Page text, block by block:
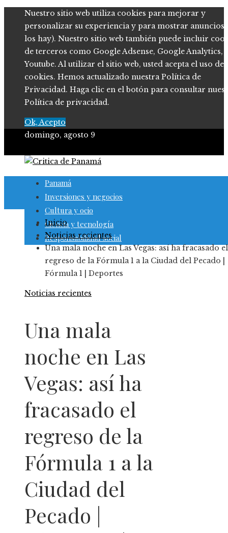
Nuestro sitio web utiliza cookies para mejorar y
personalizar su experiencia y para mostrar anuncios
los hay). Nuestro sitio web también puede incluir
de terceros como Google Adsense, Google Analytics,
Youtube. Al utilizar el sitio web, usted acepta el uso de
cookies. Hemos actualizado nuestra Política de
Privacidad. Haga clic en el botón para consultar
Política de privacidad.
Ok, Acepto
domingo, agosto 9
Panamá
Inversiones y negocios
Cultura y ocio
Ciencia y tecnología
Responsabilidad social
Inicio
Noticias recientes
Una mala noche en Las Vegas: así ha fracasado el
regreso de la Fórmula 1 a la Ciudad del Pecado |
Fórmula 1 | Deportes
Noticias recientes
Una mala
noche en Las
Vegas: así ha
fracasado el
regreso de la
Fórmula 1 a la
Ciudad del
Pecado |